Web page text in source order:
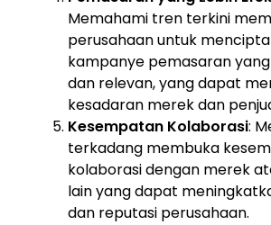
Memahami tren terkini
perusahaan untuk
kampanye pemasaran
dan relevan, yang dapat
kesadaran merek dan
Kesempatan Kolaborasi:
terkadang membuka
kolaborasi dengan merek
lain yang dapat
dan reputasi perusahaan.